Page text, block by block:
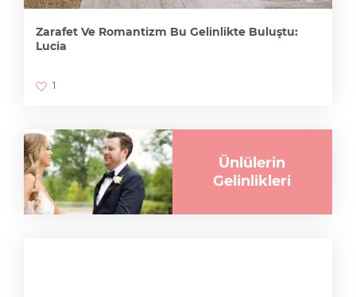
Zarafet Ve Romantizm Bu Gelinlikte Buluştu:
Lucia
1
Ünlülerin
Gelinlikleri